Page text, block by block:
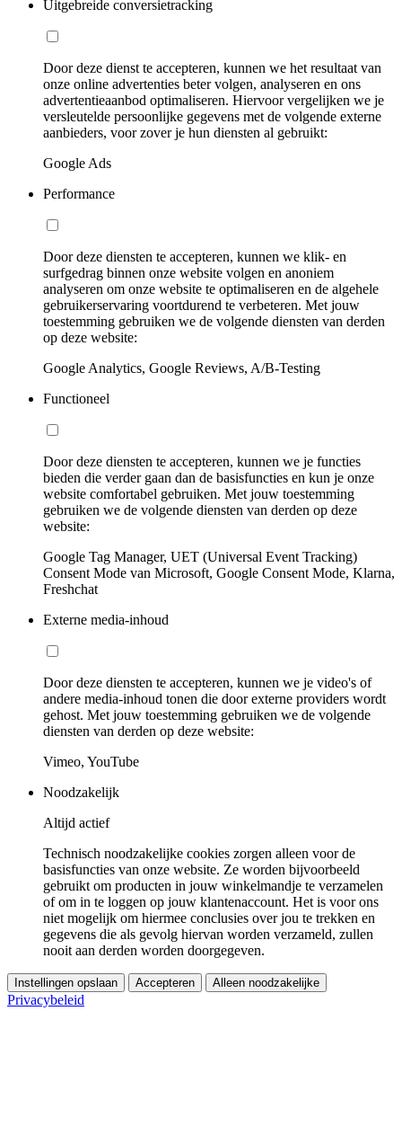
Uitgebreide conversietracking
Door deze dienst te accepteren, kunnen we het resultaat van
onze online advertenties beter volgen, analyseren en ons
advertentieaanbod optimaliseren. Hiervoor vergelijken we je
versleutelde persoonlijke gegevens met de volgende externe
aanbieders, voor zover je hun diensten al gebruikt:
Google Ads
Performance
Door deze diensten te accepteren, kunnen we klik- en
surfgedrag binnen onze website volgen en anoniem
analyseren om onze website te optimaliseren en de algehele
gebruikerservaring voortdurend te verbeteren. Met jouw
toestemming gebruiken we de volgende diensten van derden
op deze website:
Google Analytics, Google Reviews, A/B-Testing
Functioneel
Door deze diensten te accepteren, kunnen we je functies
bieden die verder gaan dan de basisfuncties en kun je onze
website comfortabel gebruiken. Met jouw toestemming
gebruiken we de volgende diensten van derden op deze
website:
Google Tag Manager, UET (Universal Event Tracking)
Consent Mode van Microsoft, Google Consent Mode, Klarna,
Freshchat
Externe media-inhoud
Door deze diensten te accepteren, kunnen we je video's of
andere media-inhoud tonen die door externe providers wordt
gehost. Met jouw toestemming gebruiken we de volgende
diensten van derden op deze website:
Vimeo, YouTube
Noodzakelijk
Altijd actief
Technisch noodzakelijke cookies zorgen alleen voor de
basisfuncties van onze website. Ze worden bijvoorbeeld
gebruikt om producten in jouw winkelmandje te verzamelen
of om in te loggen op jouw klantenaccount. Het is voor ons
niet mogelijk om hiermee conclusies over jou te trekken en
gegevens die als gevolg hiervan worden verzameld, zullen
nooit aan derden worden doorgegeven.
Instellingen opslaan Accepteren Alleen noodzakelijke
Privacybeleid